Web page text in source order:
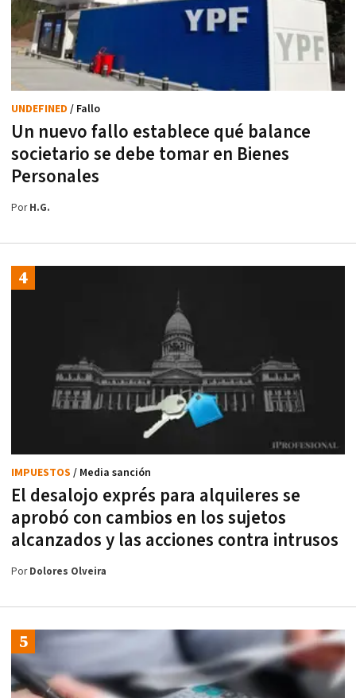
Un nuevo fallo establece qué balance
societario se debe tomar en Bienes
Personales
UNDEFINED / Fallo
PorH.G.
El desalojo exprés para alquileres se
aprobó con cambios en los sujetos
alcanzados y las acciones contra intrusos
IMPUESTOS / Media sanción
PorDolores Olveira